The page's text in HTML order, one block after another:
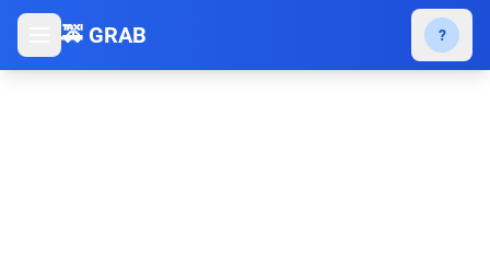
🚕 GRAB ?